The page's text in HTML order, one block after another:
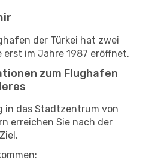
der Türkei hat zwei
erst im Jahre 1987 eröffnet.
zum Flughafen
in das Stadtzentrum von
erreichen Sie nach der